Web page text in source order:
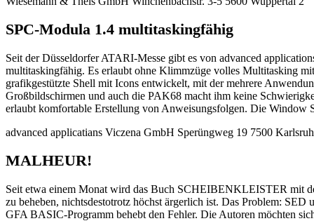
SPC-Modula 1.4 multitaskingfähig
Seit der Düsseldorfer ATARI-Messe gibt es von advanced
multitaskingfähig. Es erlaubt ohne Klimmzüge volles Multitasking
grafikgestützte Shell mit Icons entwickelt, mit der mehrere
Großbildschirmen und auch die PAK68 macht ihm keine
erlaubt komfortable Erstellung von Anweisungsfolgen. Die Window
advanced applicatians Viczena GmbH Sperüngweg 19 7500
MALHEUR!
Seit etwa einem Monat wird das Buch SCHEIBENKLEISTER mit
zu beheben, nichtsdestotrotz höchst ärgerlich ist. Das Problem:
GFA BASIC-Programm behebt den Fehler. Die Autoren möchten